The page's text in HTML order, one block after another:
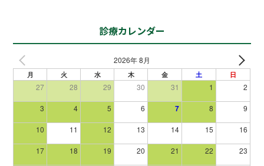
診療カレンダー
2026年 8月
月 火 水 木 金 土 日
27 28 29 30 31 1 2
3 4 5 6 7 8 9
10 11 12 13 14 15 16
17 18 19 20 21 22 23